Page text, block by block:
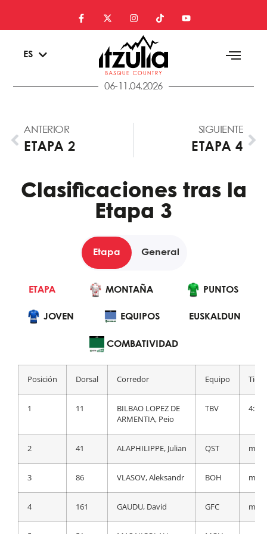
ES
EN
06-11.04.2026
ANTERIOR
ETAPA 2
SIGUIENTE
ETAPA 4
Clasificaciones tras la
Etapa 3
Etapa General
ETAPA MONTAÑA PUNTOS
JOVEN EQUIPOS EUSKALDUN
COMBATIVIDAD
Posición Dorsal Corredor Equipo
1 11
BILBAO LOPEZ DE
ARMENTIA, Peio
TBV
2 41 ALAPHILIPPE, Julian QST m.t.
3 86 VLASOV, Aleksandr BOH m.t.
4 161 GAUDU, David GFC m.t.
GENERAL MONTAÑA
PUNTOS JOVEN EQUIPOS
EUSKALDUN
Posición Dorsal Corredor Equipo
1 1 ROGLIC, Primoz TJV
2 44
EVENEPOEL,
Remco
QST a 5
3 86 VLASOV, Aleksandr BOH a 14
4 67 YATES, Adam IGD a 18